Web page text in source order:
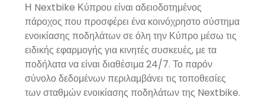
Η Nextbike Κύπρου είναι αδειοδοτημένος
πάροχος που προσφέρει ένα κοινόχρηστο σύστημα
ενοικίασης ποδηλάτων σε όλη την Κύπρο μέσω τις
ειδικής εφαρμογής για κινητές συσκευές, με τα
ποδήλατα να είναι διαθέσιμα 24/7. Το παρόν
σύνολο δεδομένων περιλαμβάνει τις τοποθεσίες
των σταθμών ενοικίασης ποδηλάτων της Nextbike.